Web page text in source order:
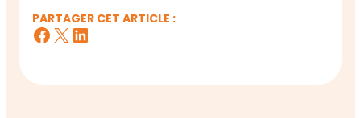
PARTAGER CET ARTICLE :
Facebook
X LinkedIn